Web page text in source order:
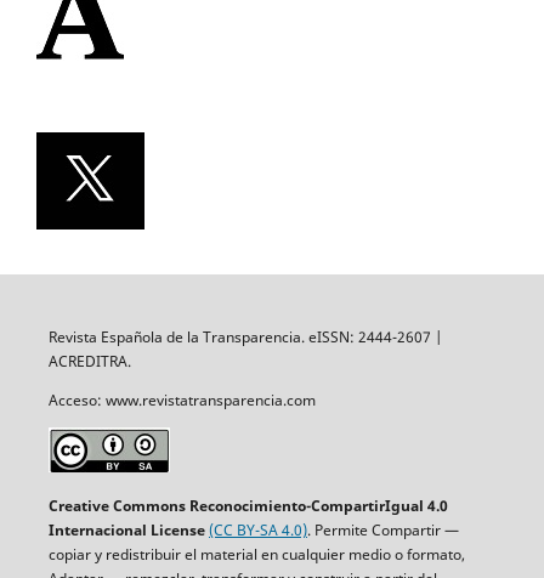
Revista Española de la Transparencia. eISSN: 2444-2607 |
ACREDITRA.
Acceso: www.revistatransparencia.com
Creative Commons Reconocimiento-CompartirIgual 4.0
Internacional License(CC BY-SA 4.0). Permite Compartir —
copiar y redistribuir el material en cualquier medio o formato,